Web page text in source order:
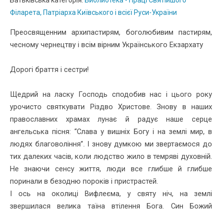
Філарета, Патріарха Київського і всієї Руси-України
Преосвященним архипастирям, боголюбивим пастирям,
чесному чернецтву і всім вірним Українського Екзархату
Дорогі браття і сестри!
Щедрий на ласку Господь сподобив нас і цього року
урочисто святкувати Різдво Христове. Знову в наших
православних храмах лунає й радує наше серце
ангельська пісня: “Слава у вишніх Богу і на землі мир, в
людях благовоління”. І знову думкою ми звертаємося до
тих далеких часів, коли людство жило в темряві духовній.
Не знаючи сенсу життя, люди все глибше й глибше
поринали в безодню пороків і при­страстей.
І ось на околиці Вифлеєма, у святу ніч, на землі
звершилася велика таїна втілення Бога. Син Божий